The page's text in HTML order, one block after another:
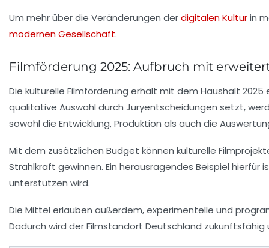
Um mehr über die Veränderungen derdigitalen Kulturin
modernen Gesellschaft.
Filmförderung 2025: Aufbruch mit
Die kulturelle Filmförderung erhält mit dem Haushalt
qualitative Auswahl durch Juryentscheidungen setzt,
sowohl die Entwicklung, Produktion als auch die
Mit dem zusätzlichen Budget können kulturelle
Strahlkraft gewinnen. Ein herausragendes Beispiel
unterstützen wird.
Die Mittel erlauben außerdem, experimentelle und
Dadurch wird der Filmstandort Deutschland